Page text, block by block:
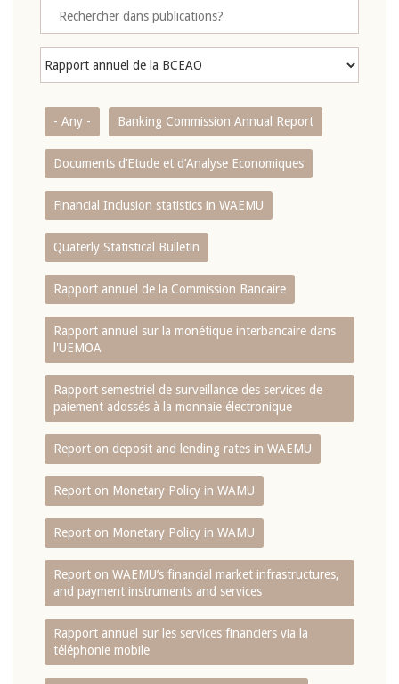
- Any - Banking Commission Annual Report
Documents d’Etude et d’Analyse Economiques
Financial Inclusion statistics in WAEMU
Quaterly Statistical Bulletin
Rapport annuel de la Commission Bancaire
Rapport annuel sur la monétique interbancaire dans
l'UEMOA
Rapport semestriel de surveillance des services de
paiement adossés à la monnaie électronique
Report on deposit and lending rates in WAEMU
Report on Monetary Policy in WAMU
Report on Monetary Policy in WAMU
Report on WAEMU’s financial market infrastructures,
and payment instruments and services
Rapport annuel sur les services financiers via la
téléphonie mobile